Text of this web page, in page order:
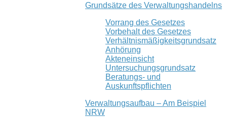
Grundsätze des Verwaltungshandelns
Vorrang des Gesetzes
Vorbehalt des Gesetzes
Verhältnismäßigkeitsgrundsatz
Anhörung
Akteneinsicht
Untersuchungsgrundsatz
Beratungs- und
Auskunftspflichten
Verwaltungsaufbau – Am Beispiel
NRW